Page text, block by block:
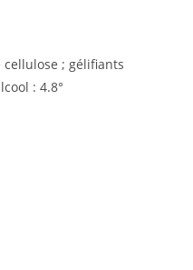
cellulose ; gélifiants
: 4.8°